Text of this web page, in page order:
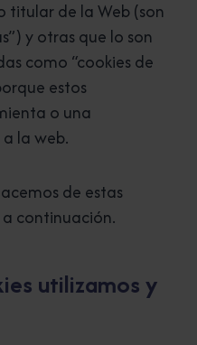
titular de la Web (son
y otras que lo son
como “cookies de
estos
o una
la web.
de estas
continuación.
utilizamos y